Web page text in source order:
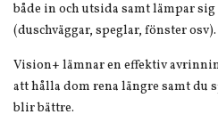
både in och utsida samt lämpar
(duschväggar, speglar, fönster osv).
Vision+ lämnar en effektiv
att hålla dom rena längre samt du
blir bättre.